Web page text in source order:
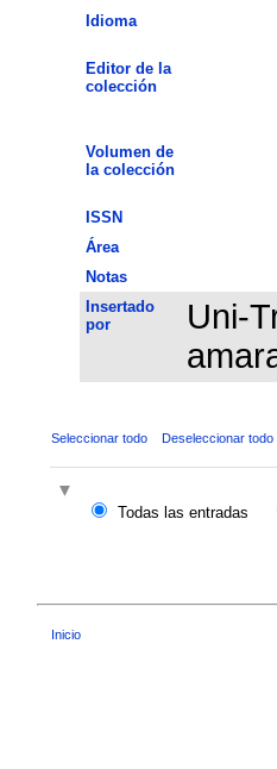
Idioma
Editor de la
colección
Volumen de
la colección
ISSN
Área
Notas
Insertado
por
Uni-
Seleccionar todo Deseleccionar todo
Todas las entradas
Inicio